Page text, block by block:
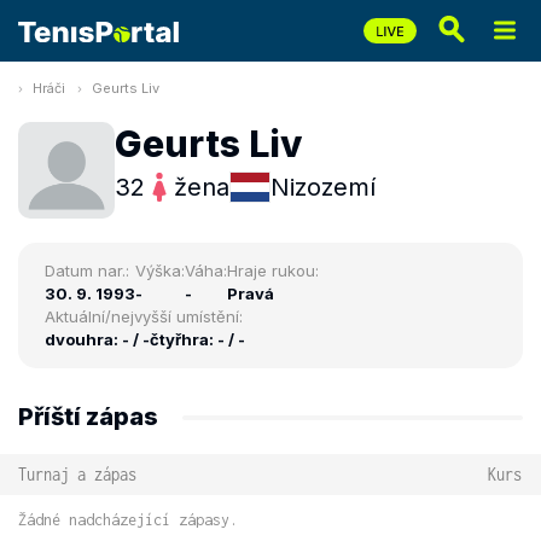
Hráči Geurts Liv
Geurts Liv
32 žena Nizozemí
Datum nar.:
30. 9. 1993
Výška:
-
Váha:
-
Hraje rukou:
Pravá
Aktuální/nejvyšší umístění:
dvouhra: - / -čtyřhra: - / -
Příští zápas
Turnaj a zápas Kurs
Žádné nadcházející zápasy.